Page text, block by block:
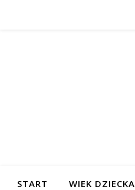
START WIEK DZIECKA